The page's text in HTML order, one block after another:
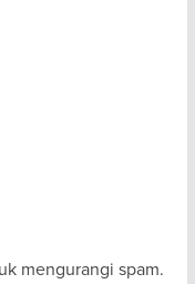
mengurangi spam.